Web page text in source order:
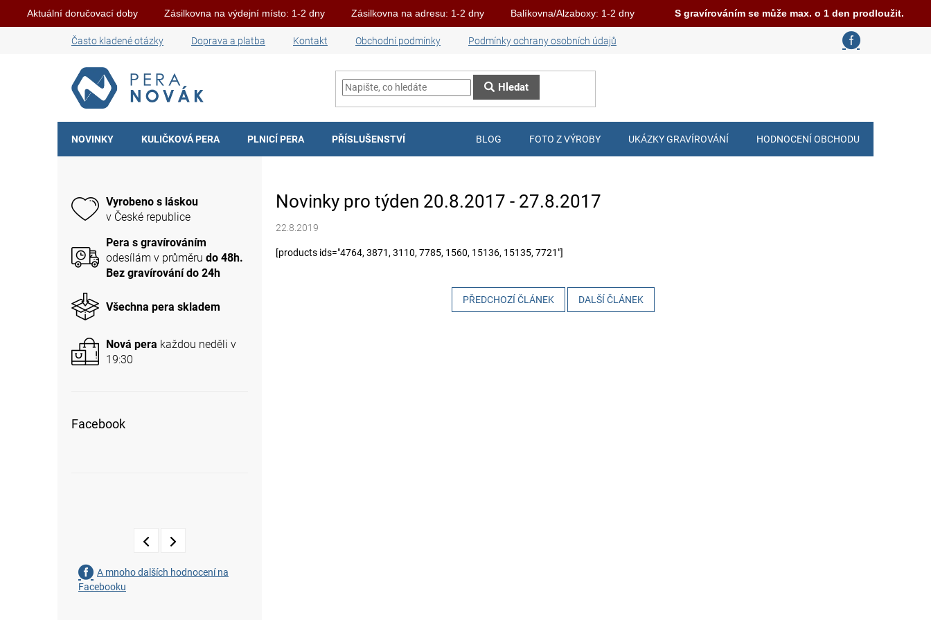
Aktuální doručovací doby Zásilkovna na výdejní místo: 1-2 dny Zásilkovna na adresu: 1-2 dny Balíkovna/Alzaboxy: 1-2 dny
S gravírováním se může max. o 1 den prodloužit.
Často kladené otázky Doprava a platba Kontakt Obchodní podmínky Podmínky ochrany osobních údajů
Hledat
NOVINKY KULIČKOVÁ PERA PLNICÍ PERA PŘÍSLUŠENSTVÍ BLOG FOTO Z VÝROBY UKÁZKY GRAVÍROVÁNÍ HODNOCENÍ OBCHODU
Vyrobeno s láskou
v České republice
Pera s gravírováním
odesílám v průměru do 48h.
Bez gravírování do 24h
Všechna pera skladem
Nová pera každou neděli v
19:30
Facebook
A mnoho dalších hodnocení na
Facebooku
Novinky pro týden 20.8.2017 - 27.8.2017
22.8.2019
[products ids="4764, 3871, 3110, 7785, 1560, 15136, 15135, 7721"]
PŘEDCHOZÍ ČLÁNEK DALŠÍ ČLÁNEK